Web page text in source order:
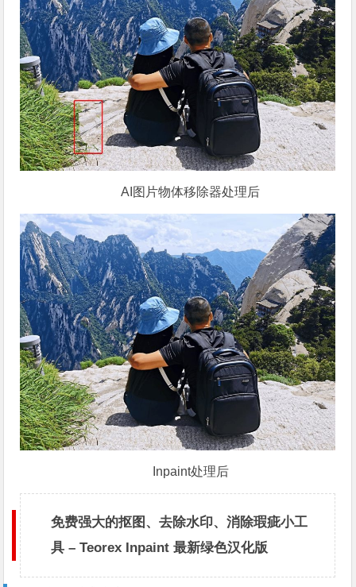
AI图片物体移除器处理后
Inpaint处理后
免费强大的抠图、去除水印、消除瑕疵小工
具 – Teorex Inpaint 最新绿色汉化版